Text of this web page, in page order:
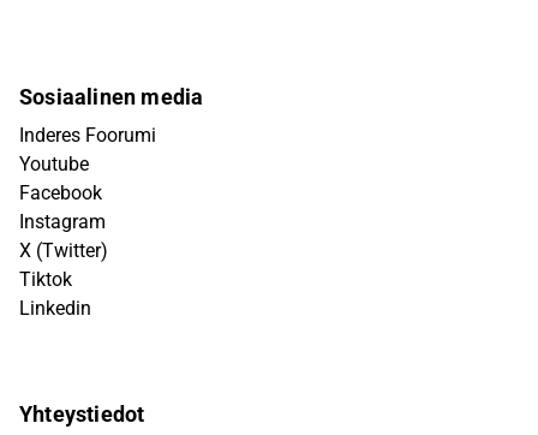
Sosiaalinen media
Inderes Foorumi
Youtube
Facebook
Instagram
X (Twitter)
Tiktok
Linkedin
Yhteystiedot